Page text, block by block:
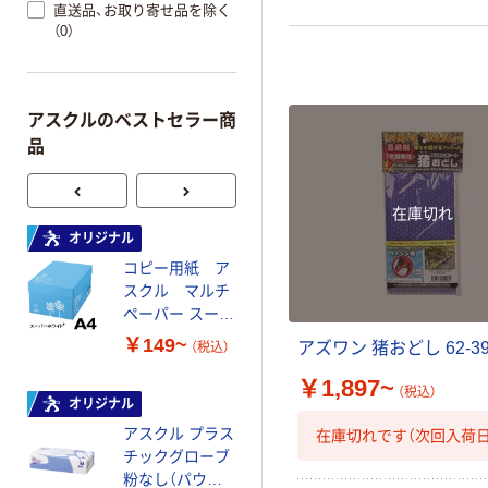
在庫切れ
アズワン 猪おどし 62-
￥1,897~ （税込）
在庫切れです（次回入荷日
直送品、お取り寄せ品を除く
（0）
アスクルのベストセラー商
品
オリジナル
コピー用紙 ア
スクル マルチ
ペーパー スーパ
ーホワイト+
￥149~ （税込）
オリジナル
アスクル プラス
チックグローブ
粉なし（パウダ
ペーパータオル
中判 再生紙
FSC認証 シング
ル 大王製紙共同
企画 オリジナル
￥149~ （税込）
オリジナル
コピー用紙 マ
スーパーエコノ